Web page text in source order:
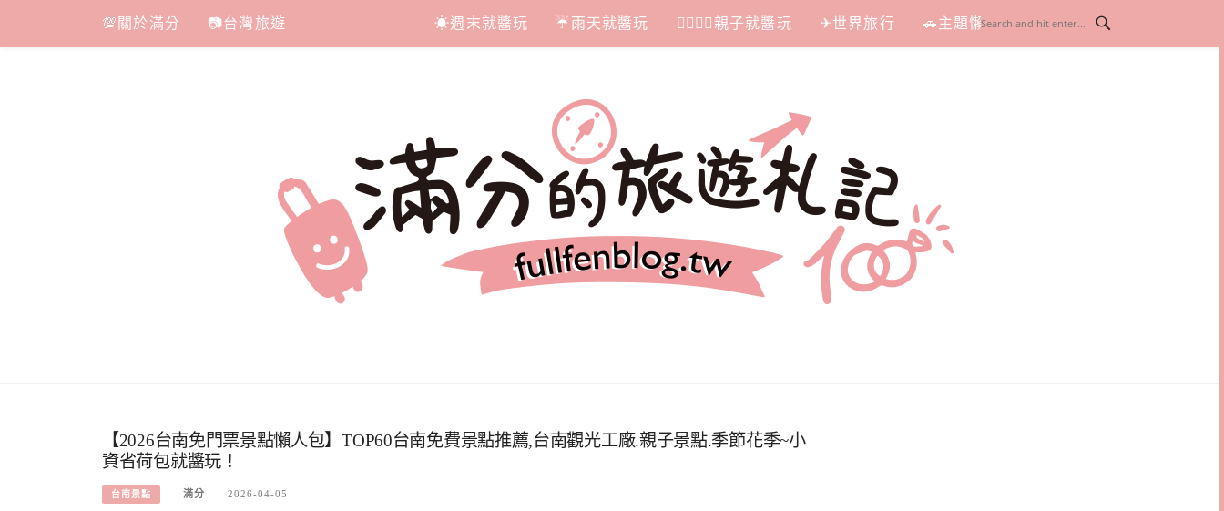
content
💯關於滿分 📷台灣旅遊 ☀週末就醬玩 ☔雨天就醬玩 👩‍❤‍💋‍👨親子就醬玩 ✈世界旅行 🚗主題懶人包
【2026台南免門票景點懶人包】TOP60台南免費景點推薦,台南觀光工廠.親子景點.季節花季~小
資省荷包就醬玩！
台南景點 滿分 2026-04-05